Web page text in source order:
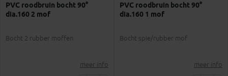
PVC roodbruin bocht 90°
dia.160 2 mof
Bocht 2 rubber moffen
meer info
PVC roodbruin bocht 90°
dia.160 1 mof
Bocht spie/rubber mof
meer info